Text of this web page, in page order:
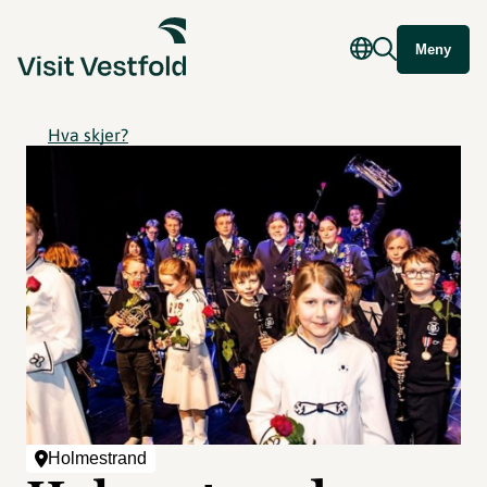
Meny
Hva skjer?
Holmestrand